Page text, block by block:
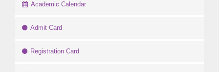
Academic Calendar
Admit Card
Registration Card